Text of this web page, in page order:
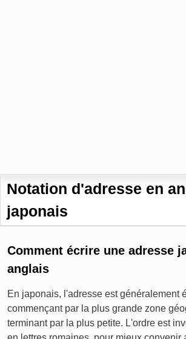
Notation d'adresse en
japonais
Comment écrire une adresse
anglais
En japonais, l'adresse est généralement
commençant par la plus grande zone
terminant par la plus petite. L'ordre est